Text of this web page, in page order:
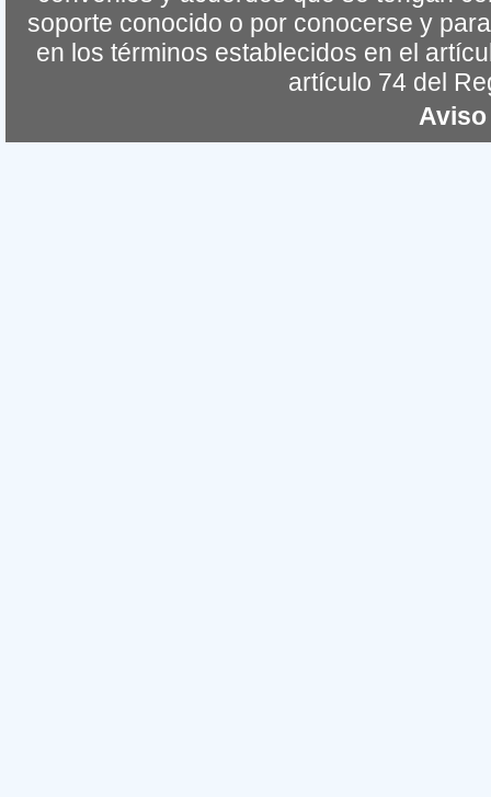
soporte conocido o por conocerse y
en los términos establecidos en el
artículo 74 del